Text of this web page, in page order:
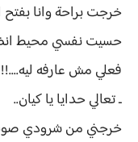
خرجت براحة وانا
حسيت نفسي محيط
فعلي مش عارفه
ـ تعالي حدايا يا كيان..
خرجني من شرودي